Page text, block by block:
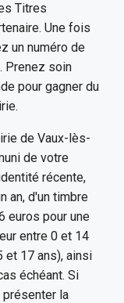
Titres
Une fois
un numéro de
Prenez soin
pour gagner du
de Vaux-lès-
de votre
récente,
an, d'un timbre
euros pour une
entre 0 et 14
et 17 ans), ainsi
échéant. Si
la